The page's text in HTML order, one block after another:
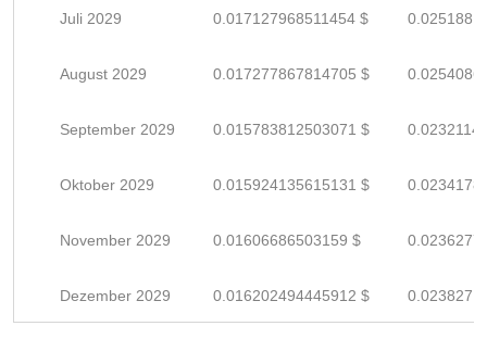
Juli 2029 0.017127968511454 $
August 2029 0.017277867814705 $
September 2029 0.015783812503071 $
Oktober 2029 0.015924135615131 $
November 2029 0.01606686503159 $
Dezember 2029 0.016202494445912 $